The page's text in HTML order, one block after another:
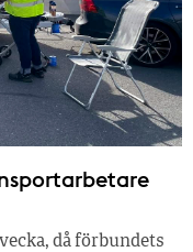
då förbundets